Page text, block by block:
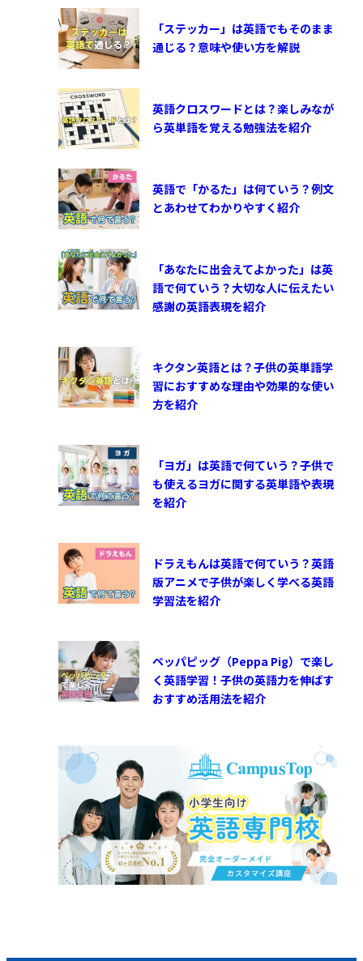
「ステッカー」は英語でもそのまま
通じる？意味や使い方を解説
英語クロスワードとは？楽しみなが
ら英単語を覚える勉強法を紹介
英語で「かるた」は何ていう？例文
とあわせてわかりやすく紹介
「あなたに出会えてよかった」は英
語で何ていう？大切な人に伝えたい
感謝の英語表現を紹介
キクタン英語とは？子供の英単語学
習におすすめな理由や効果的な使い
方を紹介
「ヨガ」は英語で何ていう？子供で
も使えるヨガに関する英単語や表現
を紹介
ドラえもんは英語で何ていう？英語
版アニメで子供が楽しく学べる英語
学習法を紹介
ペッパピッグ（Peppa Pig）で楽し
く英語学習！子供の英語力を伸ばす
おすすめ活用法を紹介